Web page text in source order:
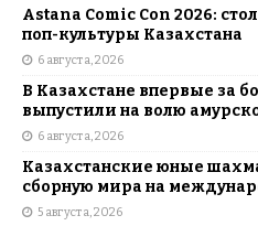
Astana Comic Con 2026:
поп-культуры Казахстана
6 августа, 2026
В Казахстане впервые за
выпустили на волю
6 августа, 2026
Казахстанские юные
сборную мира на
5 августа, 2026